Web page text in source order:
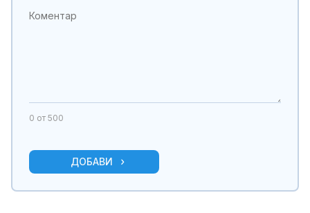
0 от 500
ДОБАВИ